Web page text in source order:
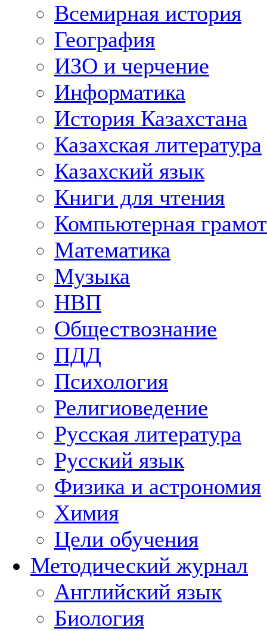
Всемирная история
География
ИЗО и черчение
Информатика
История Казахстана
Казахская литература
Казахский язык
Книги для чтения
Компьютерная
Математика
Музыка
НВП
Обществознание
ПДД
Психология
Религиоведение
Русская литература
Русский язык
Физика и астрономия
Химия
Цели обучения
Методический журнал
Английский язык
Биология